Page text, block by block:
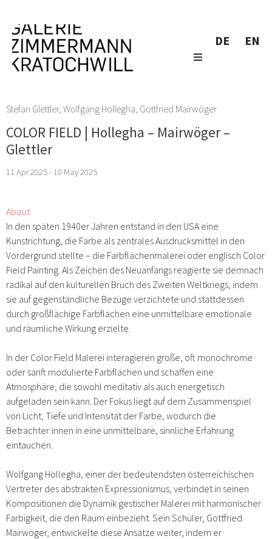
DE EN
Stefan Glettler, Wolfgang Hollegha Gottfried Mairwöger
COLOR FIELD | Hollegha – Mairwöger –
Glettler
11 Apr 2025 - 10 May 2025
About
In den späten 1940er Jahren entstand in den USA eine
Kunstrichtung, die Farbe als zentrales Ausdrucksmittel in den
Vordergrund stellte – die Farbflächenmalerei oder englisch Color
Field Painting. Als Zeichen des Neuanfangs reagierte sie demnach
radikal auf den kulturellen Bruch des Zweiten Weltkriegs, indem
sie auf gegenständliche Bezüge verzichtete und stattdessen
durch großflächige Farbflächen eine unmittelbare emotionale
und räumliche Wirkung erzielte.
In der Color Field Malerei interagieren große, oft monochrome
oder sanft modulierte Farbflächen und schaffen eine
Atmosphäre, die sowohl meditativ als auch energetisch
aufgeladen sein kann. Der Fokus liegt auf dem Zusammenspiel
von Licht, Tiefe und Intensität der Farbe, wodurch die
Betrachter:innen in eine unmittelbare, sinnliche Erfahrung
eintauchen.​
Wolfgang Hollegha, einer der bedeutendsten österreichischen
Vertreter des abstrakten Expressionismus, verbindet in seinen
Kompositionen die Dynamik gestischer Malerei mit harmonischer
Farbigkeit, die den Raum einbezieht. Sein Schüler, Gottfried
Mairwöger, entwickelte diese Ansätze weiter, indem er